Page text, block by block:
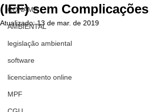
CONAMA
AMBIENTAL
legislação ambiental
software
licenciamento online
MPF
(IEF) sem Complicações
Atualizado:13 de mar. de 2019